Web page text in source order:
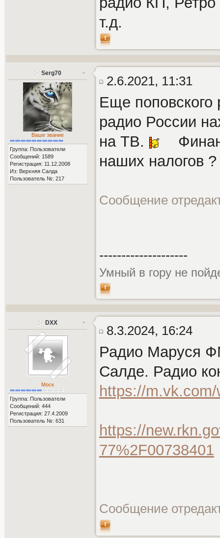
т.д.
Serg70
Ваше звание
Группа: Пользователи
Сообщений: 1589
Регистрация: 11.12.2008
Из: Верхняя Салда
Пользователь №: 217
2.6.2021, 11:31
Еще поповского
радио России
на ТВ.
наших налогов ?
Сообщение
--------------------
Умный в гору не
DXX
Моск
Группа: Пользователи
Сообщений: 444
Регистрация: 27.4.2009
Пользователь №: 631
8.3.2024, 16:24
Радио Маруся
Салде. Радио
https://
https://
77%2F00738401
Сообщение